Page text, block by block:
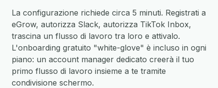
La configurazione richiede circa 5 minuti. Registrati a
eGrow, autorizza Slack, autorizza TikTok Inbox,
trascina un flusso di lavoro tra loro e attivalo.
L'onboarding gratuito "white-glove" è incluso in ogni
piano: un account manager dedicato creerà il tuo
primo flusso di lavoro insieme a te tramite
condivisione schermo.